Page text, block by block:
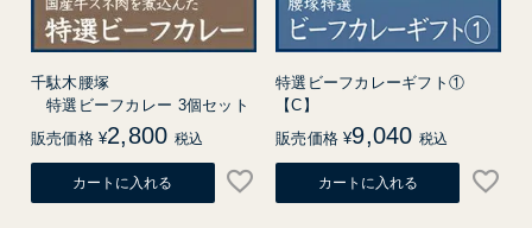
千駄木腰塚
特選ビーフカレー 3個セット
販売価格 ¥2,800 税込
カートに入れる
特選ビーフカレーギフト①
【C】
販売価格 ¥9,040 税込
カートに入れる